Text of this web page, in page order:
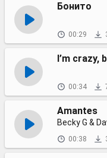
Бонито
00:29
I’m crazy,
00:34
Amantes
Becky G &
00:38